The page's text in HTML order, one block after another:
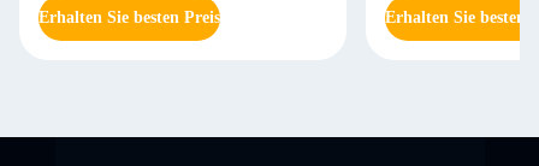
Erhalten Sie besten Preis Erhalten Sie besten